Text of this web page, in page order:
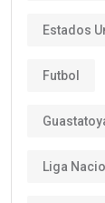
Estados
Futbol
Liga